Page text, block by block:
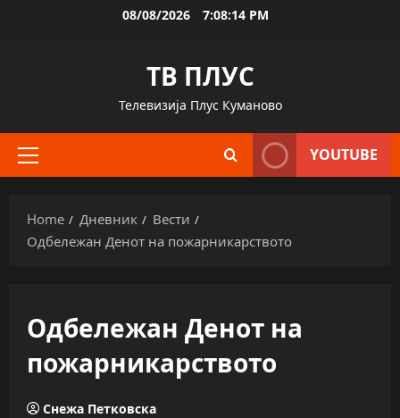
08/08/2026 7:08:15 PM
ТВ ПЛУС
Телевизија Плус Куманово
Primary
YOUTUBE
Home Дневник
Вести
Одбележан Денот на пожарникарството
Одбележан Денот на
пожарникарството
Снежа Петковска